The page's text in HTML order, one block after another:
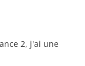
2, j'ai une